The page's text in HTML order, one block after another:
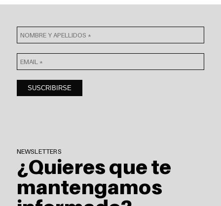
NEWSLETTERS
¿Quieres que te
mantengamos